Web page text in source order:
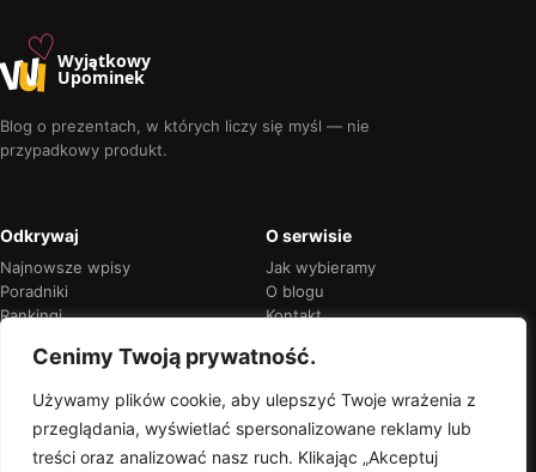
Cenimy Twoją prywatność.
Używamy plików cookie, aby ulepszyć Twoje wrażenia z
przeglądania, wyświetlać spersonalizowane reklamy lub
treści oraz analizować nasz ruch. Klikając „Akceptuj
u♡Wyjątkowy
Upominek
Blog o prezentach, w których liczy się myśl — nie
przypadkowy produkt.
Odkrywaj
Najnowsze wpisy
Poradniki
Rankingi
O serwisie
Jak wybieramy
O blogu
Kontakt
Przejrzyste rekomendacje